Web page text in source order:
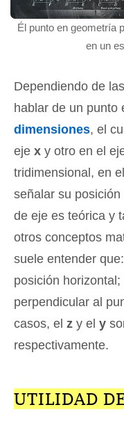
Él punto en geometría
en un
Dependiendo de
hablar de un punto
dimensiones, el
eje x y otro en el
tridimensional, en
señalar su posición
de eje es teórica y
otros conceptos
suele entender
posición
perpendicular al
casos, el z y el y
respectivamente.
UTILIDAD